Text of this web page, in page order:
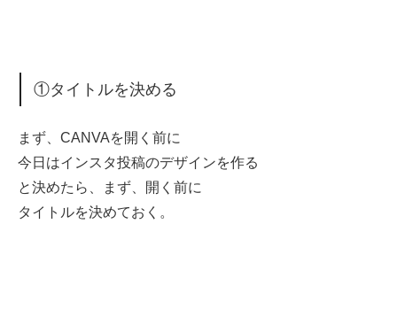
①タイトルを決める
まず、CANVAを開く前に
今日はインスタ投稿のデザインを作る
と決めたら、まず、開く前に
タイトルを決めておく。